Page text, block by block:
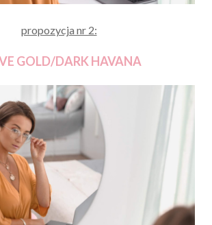
propozycja nr 2:
GOLD/DARK HAVANA